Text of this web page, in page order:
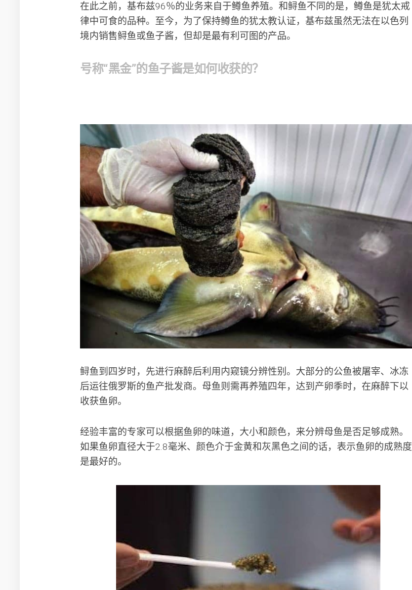
在此之前，基布兹96％的业务来自于鳟鱼养殖。和鲟鱼不同的是，鳟鱼是犹太戒
律中可食的品种。至今，为了保持鳟鱼的犹太教认证，基布兹虽然无法在以色列
境内销售鲟鱼或鱼子酱，但却是最有利可图的产品。
号称“黑金”的鱼子酱是如何收获的？
鲟鱼到四岁时，先进行麻醉后利用内窥镜分辨性别。大部分的公鱼被屠宰、冰冻
后运往俄罗斯的鱼产批发商。母鱼则需再养殖四年，达到产卵季时，在麻醉下以
收获鱼卵。
经验丰富的专家可以根据鱼卵的味道，大小和颜色，来分辨母鱼是否足够成熟。
如果鱼卵直径大于2.8毫米、颜色介于金黄和灰黑色之间的话，表示鱼卵的成熟度
是最好的。